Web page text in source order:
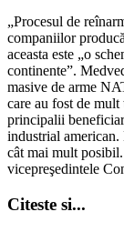
„Procesul de
companiilor
aceasta este „o
continente”.
masive de arme
care au fost de
principalii
industrial american.
cât mai mult
vicepreşedintele
Citeste si...